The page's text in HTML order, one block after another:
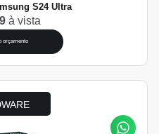
S24 Ultra
à vista
orçamento